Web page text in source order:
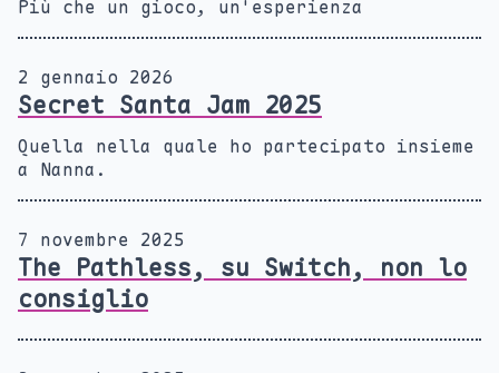
Più che un gioco, un'esperienza
2 gennaio 2026
Secret Santa Jam 2025
Quella nella quale ho partecipato insieme
a Nanna.
7 novembre 2025
The Pathless, su Switch, non lo
consiglio